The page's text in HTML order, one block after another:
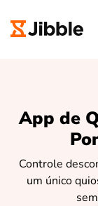
App de
Controle
um único